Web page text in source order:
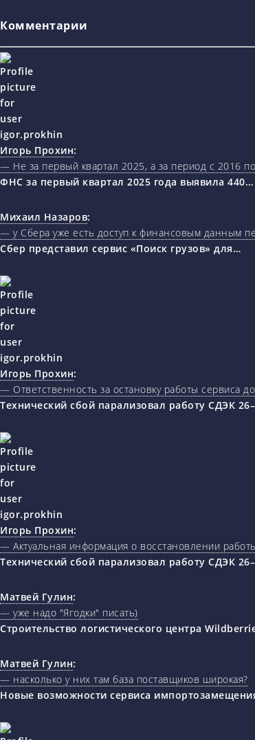
Комментарии
Игорь Прохин:
— Не за первый квартал 2025, а за период с 2016
ФНС за первый квартал 2025 года выявила 440…
Михаил Назаров:
— у Сбера уже есть доступ к финансовым данным
Сбер представил сервис «Поиск грузов» для…
Игорь Прохин:
— Ответственность за остановку работы сервиса
Технический сбой парализовал работу СДЭК
Игорь Прохин:
— Актуальная информация о восстановлении
Технический сбой парализовал работу СДЭК
Матвей Гулин:
— уже надо "Ягодки" писать)
Строительство логистического центра
Матвей Гулин:
— насколько у них там база поставщиков широкая?
Новые возможности сервиса